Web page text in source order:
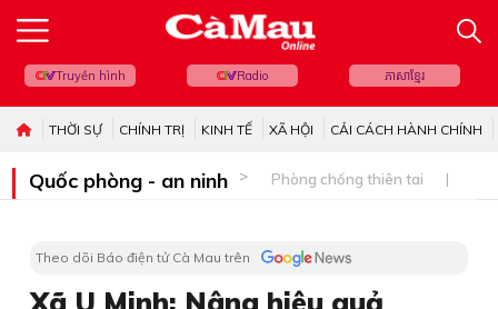
Truyền hình Radio ភាសាខ្មែរ
THỜI SỰ CHÍNH TRỊ KINH TẾ XÃ HỘI CẢI CÁCH HÀNH CHÍNH
Quốc phòng - an ninh Phòng chống thiên tai
Theo dõi Báo điện tử Cà Mau trên
Xã U Minh: Nâng hiệu quả